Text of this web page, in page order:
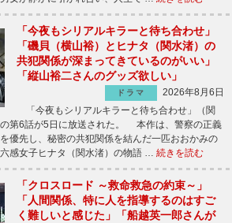
「今夜もシリアルキラーと待ち合わせ」
「磯貝（横山裕）とヒナタ（関水渚）の
共犯関係が深まってきているのがいい」
「縦山裕二さんのグッズ欲しい」
ドラマ
2026年8月6日
「今夜もシリアルキラーと待ち合わせ」（関
第6話が5日に放送された。 本作は、警察の正義
優先し、秘密の共犯関係を結んだ一匹おおかみの
感女子ヒナタ（関水渚）の物語 … 続きを読む
「クロスロード ～救命救急の約束～」
「人間関係、特に人を指導するのはすご
く難しいと感じた」「船越英一郎さんが